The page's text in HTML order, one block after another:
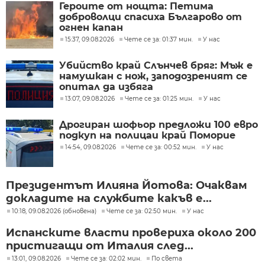
Героите от нощта: Петима
доброволци спасиха Българово от
огнен капан
15:37, 09.08.2026 Чете се за: 01:37 мин. У нас
Убийство край Слънчев бряг: Мъж е
намушкан с нож, заподозреният се
опитал да избяга
13:07, 09.08.2026 Чете се за: 01:25 мин. У нас
Дрогиран шофьор предложи 100 евро
подкуп на полицаи край Поморие
14:54, 09.08.2026 Чете се за: 00:52 мин. У нас
Президентът Илияна Йотова: Очаквам
докладите на службите какъв е...
10:18, 09.08.2026 (обновена) Чете се за: 02:50 мин. У нас
Испанските власти провериха около 200
пристигащи от Италия след...
13:01, 09.08.2026 Чете се за: 02:02 мин. По света